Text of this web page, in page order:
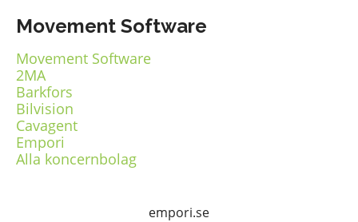
Movement Software
Movement Software
2MA
Barkfors
Bilvision
Cavagent
Empori
Alla koncernbolag
empori.se